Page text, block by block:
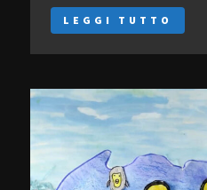
LEGGI TUTTO